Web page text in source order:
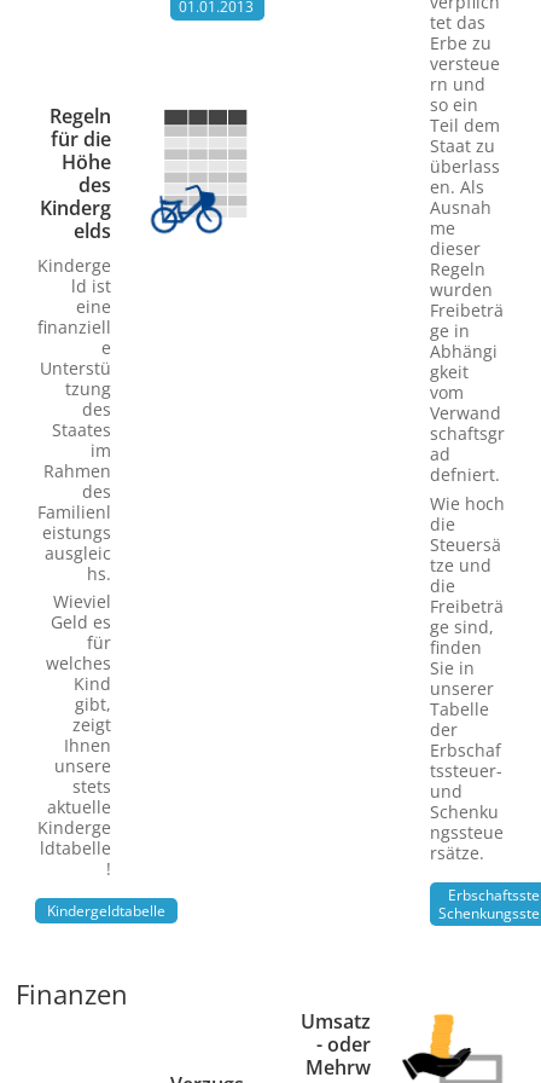
01.01.2013
Regeln
für die
Höhe
des
Kinderg
elds
Kinderge
ld ist
eine
finanziell
e
Unterstü
tzung
des
Staates
im
Rahmen
des
Familienl
eistungs
ausgleic
hs.
Wieviel
Geld es
für
welches
Kind
gibt,
zeigt
Ihnen
unsere
stets
aktuelle
Kinderge
ldtabelle
!
Kindergeldtabelle
tet das
Erbe zu
versteue
rn und
so ein
Teil dem
Staat zu
überlass
en. Als
Ausnah
me
dieser
Regeln
wurden
Freibeträ
ge in
Abhängi
gkeit
vom
Verwand
schaftsgr
ad
defniert.
Wie hoch
die
Steuersä
tze und
die
Freibeträ
ge sind,
finden
Sie in
unserer
Tabelle
der
Erbschaf
tssteuer-
und
Schenku
ngssteue
rsätze.
Finanzen
Umsatz
- oder
Mehrw